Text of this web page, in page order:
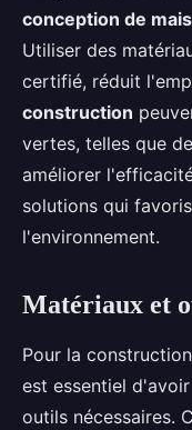
conception de
Utiliser des
certifié, réduit
construction
vertes, telles que
améliorer
solutions qui
l'environnement.
Matériaux et
Pour la
est essentiel
outils nécessaires.